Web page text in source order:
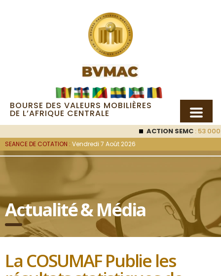
BOURSE DES VALEURS MOBILIÈRES
DE L’AFRIQUE CENTRALE
ACTION SEMC: 53 000
SEANCE DE COTATION : Vendredi 7 Août 2026
Actualité & Média
La COSUMAF Publie les